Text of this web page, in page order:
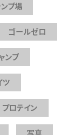
プ場
ゴールゼロ
ンプ
ツ
プロテイン
写真